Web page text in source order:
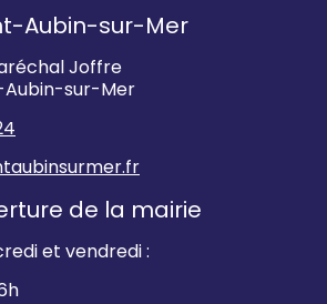
Aubin-sur-Mer
Joffre
Aubin-sur-Mer
de la mairie
et vendredi :